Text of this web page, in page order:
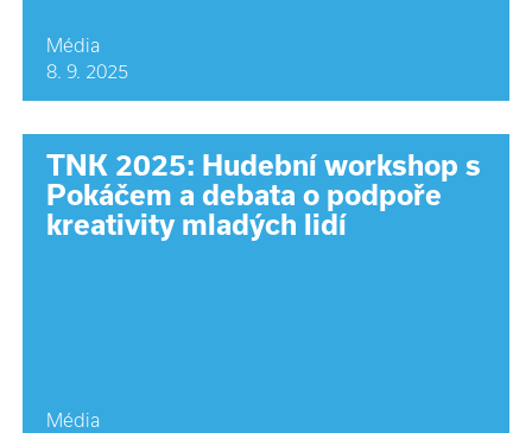
Média
8. 9. 2025
TNK 2025: Hudební workshop s
Pokáčem a debata o podpoře
kreativity mladých lidí
Média